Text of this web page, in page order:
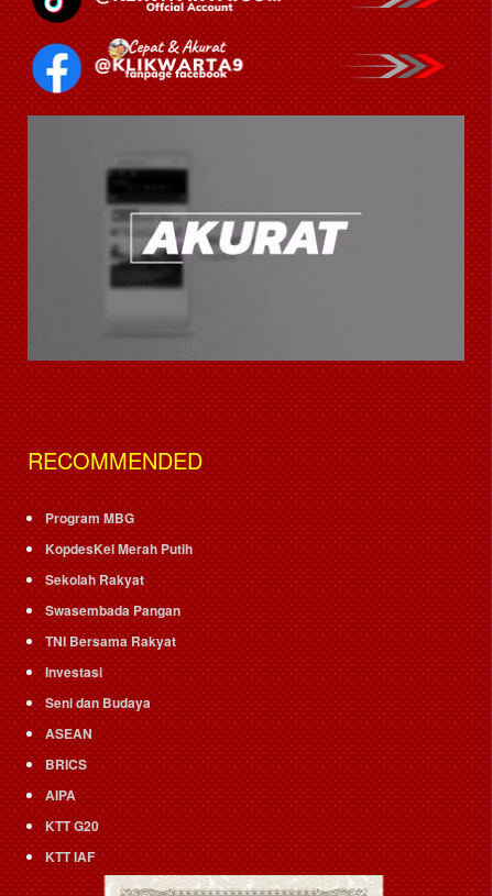
RECOMMENDED
Program MBG
KopdesKel Merah Putih
Sekolah Rakyat
Swasembada Pangan
TNI Bersama Rakyat
Investasi
Seni dan Budaya
ASEAN
BRICS
AIPA
KTT G20
KTT IAF